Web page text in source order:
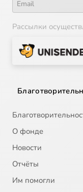
Рассылки
О фонде
Новости
Отчёты
Им помогли